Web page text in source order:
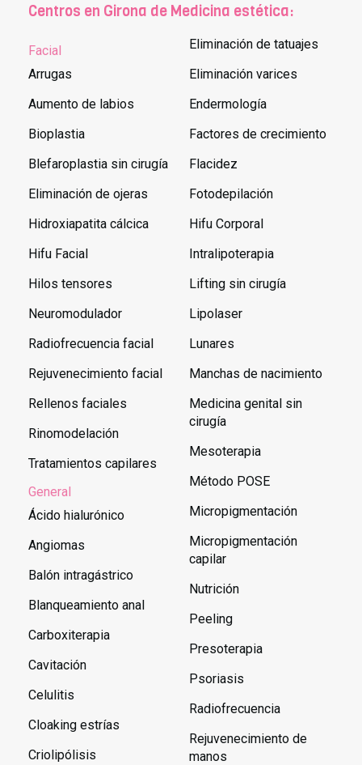
Centros en Girona de Medicina estética:
Facial
Arrugas
Aumento de labios
Bioplastia
Blefaroplastia sin cirugía
Eliminación de ojeras
Hidroxiapatita cálcica
Hifu Facial
Hilos tensores
Neuromodulador
Radiofrecuencia facial
Rejuvenecimiento facial
Rellenos faciales
Rinomodelación
Tratamientos capilares
General
Ácido hialurónico
Angiomas
Balón intragástrico
Blanqueamiento anal
Carboxiterapia
Cavitación
Celulitis
Cloaking estrías
Criolipólisis
Eliminación de tatuajes
Eliminación varices
Endermología
Factores de crecimiento
Flacidez
Fotodepilación
Hifu Corporal
Intralipoterapia
Lifting sin cirugía
Lipolaser
Lunares
Manchas de nacimiento
Medicina genital sin
cirugía
Mesoterapia
Método POSE
Micropigmentación
Micropigmentación
capilar
Nutrición
Peeling
Presoterapia
Psoriasis
Radiofrecuencia
Rejuvenecimiento de
manos